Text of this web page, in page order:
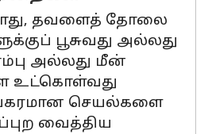
தவளைத் தோலை
பூசுவது அல்லது
அல்லது மீன்
உட்கொள்வது
செயல்களை
வைத்திய